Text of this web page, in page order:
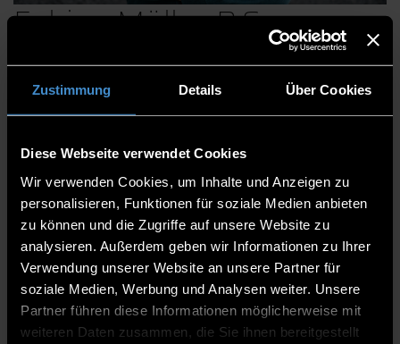
Zustimmung Details Über Cookies
Diese Webseite verwendet Cookies
Wir verwenden Cookies, um Inhalte und Anzeigen zu
personalisieren, Funktionen für soziale Medien anbieten
zu können und die Zugriffe auf unsere Website zu
analysieren. Außerdem geben wir Informationen zu Ihrer
Verwendung unserer Website an unsere Partner für
soziale Medien, Werbung und Analysen weiter. Unsere
Partner führen diese Informationen möglicherweise mit
weiteren Daten zusammen, die Sie ihnen bereitgestellt
Fabian Müller, B.Sc.
Institute
Wissenschaftlicher Mitarbeiter
Institut Future Technologies (Veilchengasse 2) -
3.002b
0991/3615-8373